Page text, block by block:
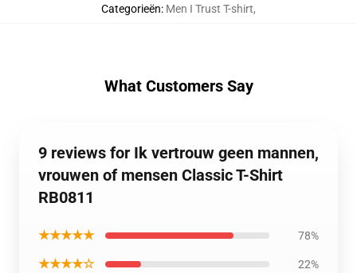
Categorieën: Men I Trust T-shirt,
What Customers Say
9 reviews for Ik vertrouw geen mannen,
vrouwen of mensen Classic T-Shirt
RB0811
★★★★★ 78%
★★★★☆ 22%